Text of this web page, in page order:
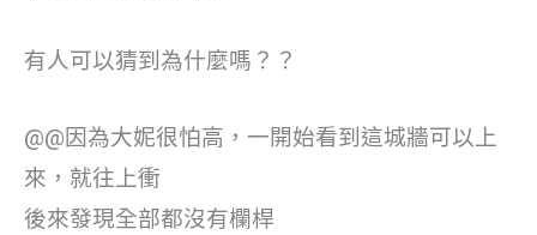
有人可以猜到為什麼嗎？？
@@因為大妮很怕高，一開始看到這城牆可以上
來，就往上衝
後來發現全部都沒有欄桿